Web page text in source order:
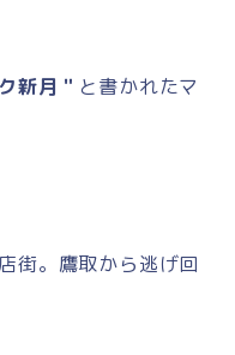
新月＂ と書かれたマ
街。鷹取から逃げ回